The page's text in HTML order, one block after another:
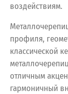
воздействиям.
профиля,
классической
отличным
гармоничный